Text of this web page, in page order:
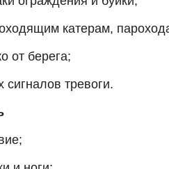
катерам,
от берега;
тревоги.